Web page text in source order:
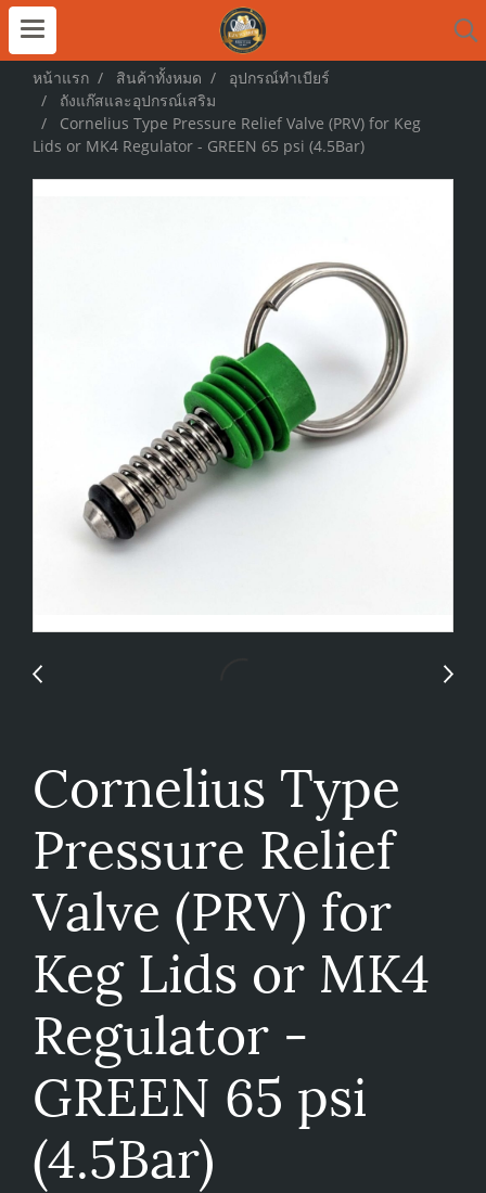
หน้าแรก สินค้าทั้งหมด
อุปกรณ์ทำเบียร์
ถังแก๊สและอุปกรณ์เสริม
Cornelius Type Pressure Relief Valve (PRV) for Keg
Lids or MK4 Regulator - GREEN 65 psi (4.5Bar)
Cornelius Type
Pressure Relief
Valve (PRV) for
Keg Lids or MK4
Regulator -
GREEN 65 psi
(4.5Bar)